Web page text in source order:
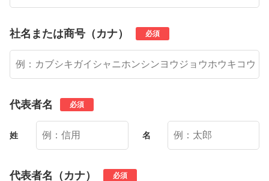
社名または商号（カナ） 必須
代表者名 必須
姓 名
代表者名（カナ） 必須